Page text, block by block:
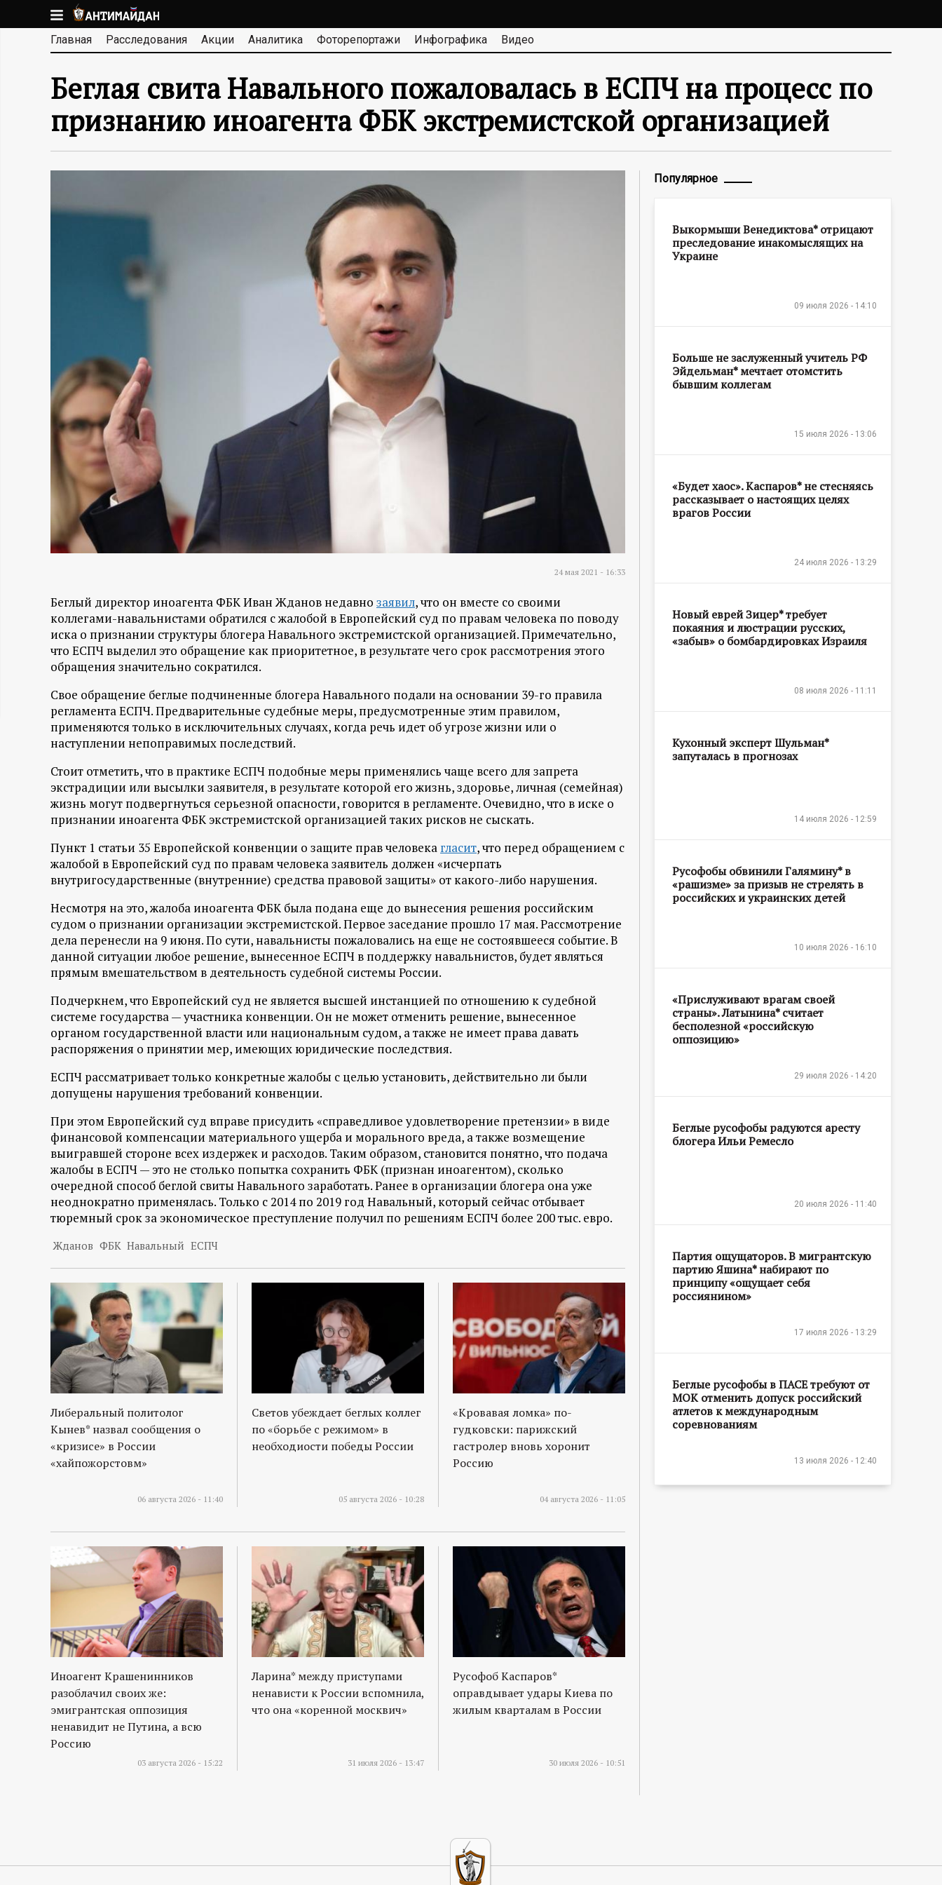
к
основномуА
Н
Т
И
М
А
-
и
н
ф
о
р
а
ц
о
н
н
ы
й
п
о
р
т
а
л
Главная Расследования Акции Аналитика Фоторепортажи Инфографика Видео
Беглая свита Навального пожаловалась в ЕСПЧ на процесс по
признанию иноагента ФБК экстремистской организацией
24 мая 2021 - 16:33
Беглый директор иноагента ФБК Иван Жданов недавно заявил, что он вместе со своими
коллегами-навальнистами обратился с жалобой в Европейский суд по правам человека по поводу
иска о признании структуры блогера Навального экстремистской организацией. Примечательно,
что ЕСПЧ выделил это обращение как приоритетное, в результате чего срок рассмотрения этого
обращения значительно сократился.
Свое обращение беглые подчиненные блогера Навального подали на основании 39-го правила
регламента ЕСПЧ. Предварительные судебные меры, предусмотренные этим правилом,
применяются только в исключительных случаях, когда речь идет об угрозе жизни или о
наступлении непоправимых последствий.
Стоит отметить, что в практике ЕСПЧ подобные меры применялись чаще всего для запрета
экстрадиции или высылки заявителя, в результате которой его жизнь, здоровье, личная (семейная)
жизнь могут подвергнуться серьезной опасности, говорится в регламенте. Очевидно, что в иске о
признании иноагента ФБК экстремистской организацией таких рисков не сыскать.
Пункт 1 статьи 35 Европейской конвенции о защите прав человека гласит, что перед обращением с
жалобой в Европейский суд по правам человека заявитель должен «исчерпать
внутригосударственные (внутренние) средства правовой защиты» от какого-либо нарушения.
Несмотря на это, жалоба иноагента ФБК была подана еще до вынесения решения российским
судом о признании организации экстремистской. Первое заседание прошло 17 мая. Рассмотрение
дела перенесли на 9 июня. По сути, навальнисты пожаловались на еще не состоявшееся событие. В
данной ситуации любое решение, вынесенное ЕСПЧ в поддержку навальнистов, будет являться
прямым вмешательством в деятельность судебной системы России.
Подчеркнем, что Европейский суд не является высшей инстанцией по отношению к судебной
системе государства — участника конвенции. Он не может отменить решение, вынесенное
органом государственной власти или национальным судом, а также не имеет права давать
распоряжения о принятии мер, имеющих юридические последствия.
ЕСПЧ рассматривает только конкретные жалобы с целью установить, действительно ли были
допущены нарушения требований конвенции.
При этом Европейский суд вправе присудить «справедливое удовлетворение претензии» в виде
финансовой компенсации материального ущерба и морального вреда, а также возмещение
выигравшей стороне всех издержек и расходов. Таким образом, становится понятно, что подача
жалобы в ЕСПЧ — это не столько попытка сохранить ФБК (признан иноагентом), сколько
очередной способ беглой свиты Навального заработать. Ранее в организации блогера она уже
неоднократно применялась. Только с 2014 по 2019 год Навальный, который сейчас отбывает
тюремный срок за экономическое преступление получил по решениям ЕСПЧ более 200 тыс. евро.
Жданов ФБК Навальный ЕСПЧ
Либеральный политолог
Кынев* назвал сообщения о
«кризисе» в России
«хайпожорстовм»
06 августа 2026 - 11:40
Светов убеждает беглых коллег
по «борьбе с режимом» в
необходиости победы России
05 августа 2026 - 10:28
«Кровавая ломка» по-
гудковски: парижский
гастролер вновь хоронит
Россию
04 августа 2026 - 11:05
Иноагент Крашенинников
разоблачил своих же:
эмигрантская оппозиция
ненавидит не Путина, а всю
Россию
03 августа 2026 - 15:22
Ларина* между приступами
ненависти к России вспомнила,
что она «коренной москвич»
31 июля 2026 - 13:47
Русофоб Каспаров*
оправдывает удары Киева по
жилым кварталам в России
30 июля 2026 - 10:51
Популярное
Выкормыши Венедиктова* отрицают
преследование инакомыслящих на
Украине
09 июля 2026 - 14:10
Больше не заслуженный учитель РФ
Эйдельман* мечтает отомстить
бывшим коллегам
15 июля 2026 - 13:06
«Будет хаос». Каспаров* не стесняясь
рассказывает о настоящих целях
врагов России
24 июля 2026 - 13:29
Новый еврей Зицер* требует
покаяния и люстрации русских,
«забыв» о бомбардировках Израиля
08 июля 2026 - 11:11
Кухонный эксперт Шульман*
запуталась в прогнозах
14 июля 2026 - 12:59
Русофобы обвинили Галямину* в
«рашизме» за призыв не стрелять в
российских и украинских детей
10 июля 2026 - 16:10
«Прислуживают врагам своей
страны». Латынина* считает
бесполезной «российскую
оппозицию»
29 июля 2026 - 14:20
Беглые русофобы радуются аресту
блогера Ильи Ремесло
20 июля 2026 - 11:40
Партия ощущаторов. В мигрантскую
партию Яшина* набирают по
принципу «ощущает себя
россиянином»
17 июля 2026 - 13:29
Беглые русофобы в ПАСЕ требуют от
МОК отменить допуск российский
атлетов к международным
соревнованиям
13 июля 2026 - 12:40